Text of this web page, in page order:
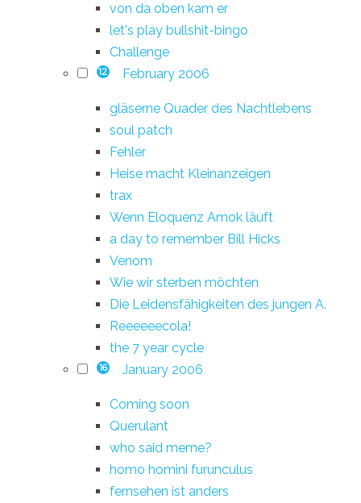
von da oben kam er
let's play bullshit-bingo
Challenge
12 February 2006
gläserne Quader des Nachtlebens
soul patch
Fehler
Heise macht Kleinanzeigen
trax
Wenn Eloquenz Amok läuft
a day to remember Bill Hicks
Venom
Wie wir sterben möchten
Die Leidensfähigkeiten des jungen A.
Reeeeeecola!
the 7 year cycle
16 January 2006
Coming soon
Querulant
who said meme?
homo homini furunculus
fernsehen ist anders